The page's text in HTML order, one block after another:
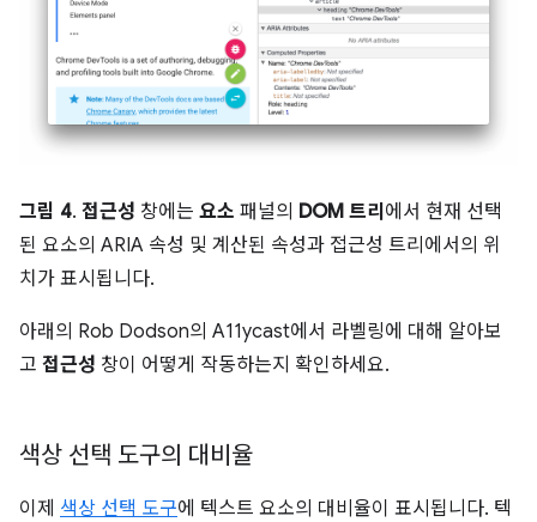
그림 4. 접근성 창에는 요소 패널의 DOM 트리 에서 현재 선택
된 요소의 ARIA 속성 및 계산된 속성과 접근성 트리에서의 위
치가 표시됩니다.
아래의 Rob Dodson의 A11ycast에서 라벨링에 대해 알아보
고 접근성 창이 어떻게 작동하는지 확인하세요.
색상 선택 도구의 대비율
이제 색상 선택 도구에 텍스트 요소의 대비율이 표시됩니다. 텍